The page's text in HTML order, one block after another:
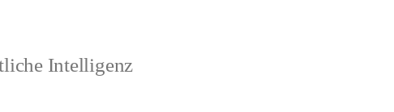
Intelligenz